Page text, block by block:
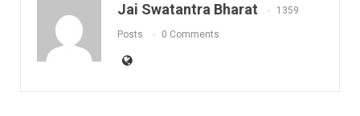
Jai Swatantra Bharat 1359
Posts 0 Comments